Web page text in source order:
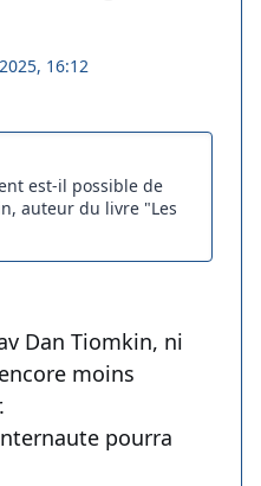
16:12
est-il possible de
auteur du livre "Les
Dan Tiomkin, ni
moins
pourra